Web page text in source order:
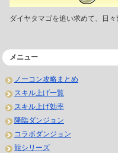
ダイヤタマゴを追い求めて、日々
メニュー
ノーコン攻略まとめ
スキル上げ一覧
スキル上げ効率
降臨ダンジョン
コラボダンジョン
龍シリーズ